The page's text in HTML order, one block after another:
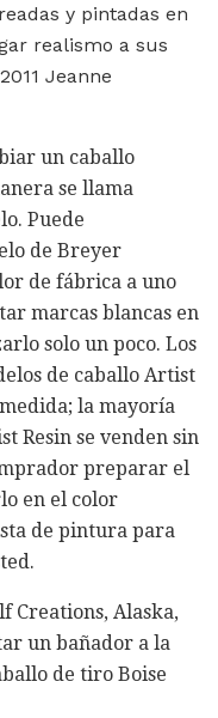
y pintadas en
realismo a sus
Jeanne
un caballo
se llama
Puede
de Breyer
de fábrica a uno
marcas blancas en
solo un poco. Los
de caballo Artist
la mayoría
Resin se venden sin
preparar el
en el color
de pintura para
Creations, Alaska,
un bañador a la
de tiro Boise